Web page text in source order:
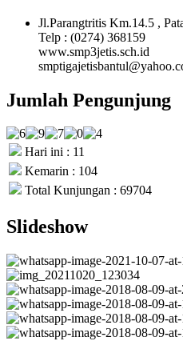
Jl.Parangtritis Km.14.5 ,
Telp : (0274) 368159
www.smp3jetis.sch.id
Jumlah Pengunjung
Hari ini : 11
Kemarin : 104
Total Kunjungan : 69704
Slideshow